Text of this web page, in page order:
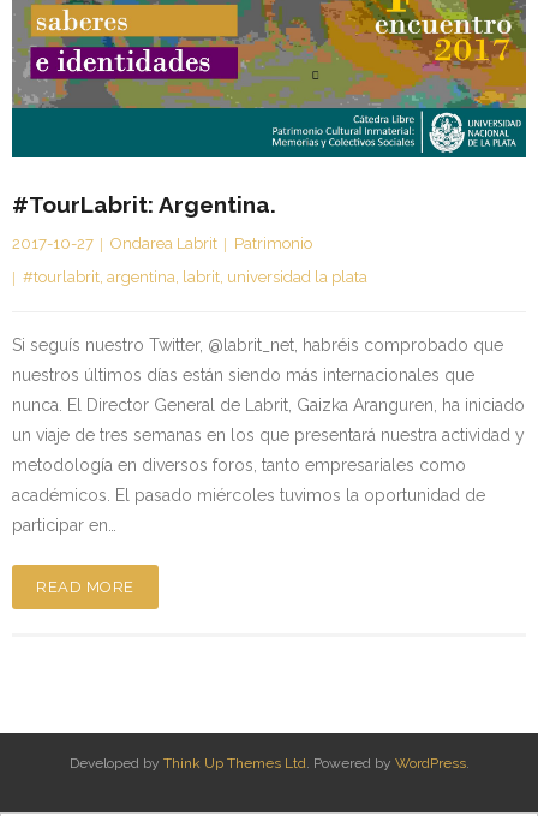
#TourLabrit: Argentina.
2017-10-27 Ondarea Labrit
Patrimonio
#tourlabrit argentina labrit universidad la plata
Si seguís nuestro Twitter, @labrit_net, habréis comprobado que
nuestros últimos días están siendo más internacionales que
nunca. El Director General de Labrit, Gaizka Aranguren, ha iniciado
un viaje de tres semanas en los que presentará nuestra actividad y
metodología en diversos foros, tanto empresariales como
académicos. El pasado miércoles tuvimos la oportunidad de
participar en…
READ MORE
Developed by Think Up Themes Ltd . Powered by WordPress.